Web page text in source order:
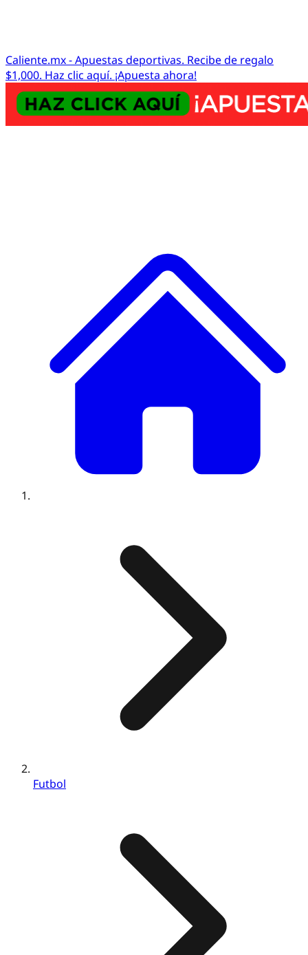
Caliente.mx - Apuestas deportivas. Recibe de regalo
$1,000. Haz clic aquí. ¡Apuesta ahora!
Futbol